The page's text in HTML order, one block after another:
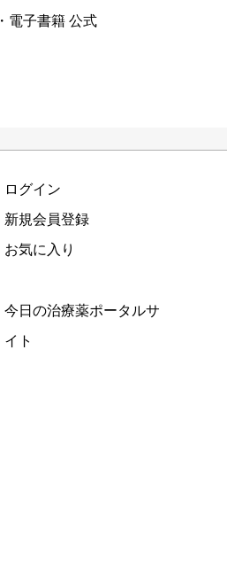
・電子書籍 公式
ログイン
新規会員登録
お気に入り
今日の治療薬ポータルサ
イト